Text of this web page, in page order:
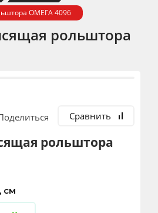
ОМЕГА 4096
рольштора
Сравнить
рольштора
см